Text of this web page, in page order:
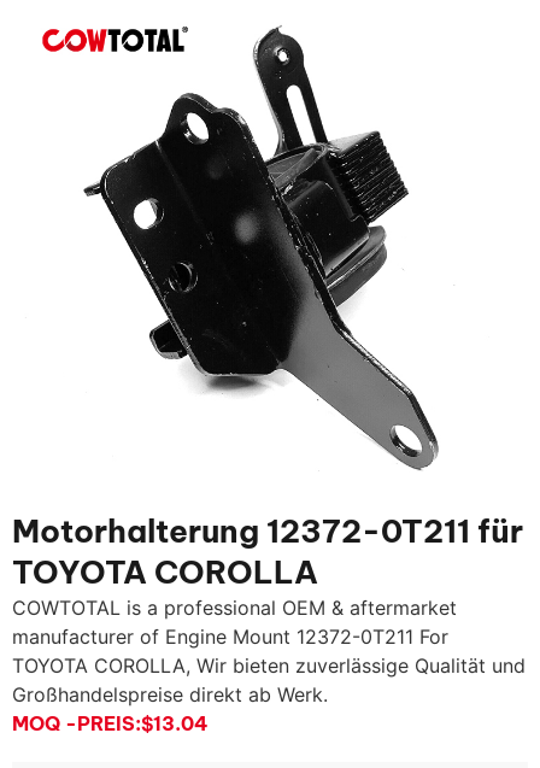
Motorhalterung 12372-0T211 für
TOYOTA COROLLA
COWTOTAL is a professional OEM & aftermarket
manufacturer of Engine Mount 12372-0T211 For
TOYOTA COROLLA, Wir bieten zuverlässige Qualität und
Großhandelspreise direkt ab Werk.
MOQ -PREIS:$13.04